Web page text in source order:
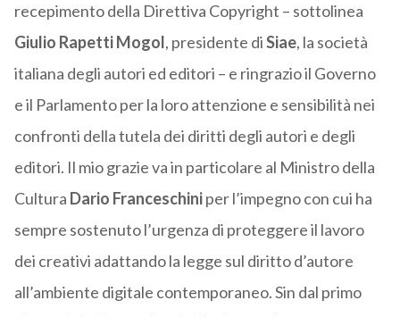
recepimento della Direttiva Copyright – sottolinea
Giulio Rapetti Mogol, presidente diSiae, la società
italiana degli autori ed editori – e ringrazio il Governo
e il Parlamento per la loro attenzione e sensibilità nei
confronti della tutela dei diritti degli autori e degli
editori. Il mio grazie va in particolare al Ministro della
Cultura Dario Franceschiniper l’impegno con cui ha
sempre sostenuto l’urgenza di proteggere il lavoro
dei creativi adattando la legge sul diritto d’autore
all’ambiente digitale contemporaneo. Sin dal primo